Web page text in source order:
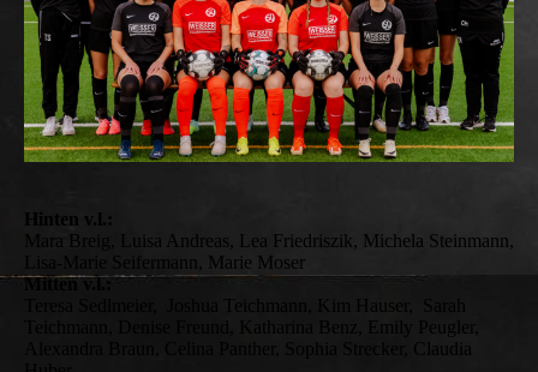
Hinten v.l.:
Mara Breig, Luisa Andreas, Lea Friedriszik, Michela Steinmann,
Lisa-Marie Seifermann, Marie Moser
Mitten v.l.:
Teresa Sedlmeier, Joshua Teichmann, Kim Hauser, Sarah
Teichmann, Denise Freund, Katharina Benz, Emily Peugler,
Alexandra Braun, Celina Panther, Sophia Strecker, Claudia